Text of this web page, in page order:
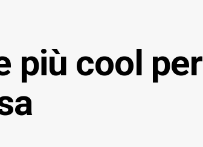
più cool per